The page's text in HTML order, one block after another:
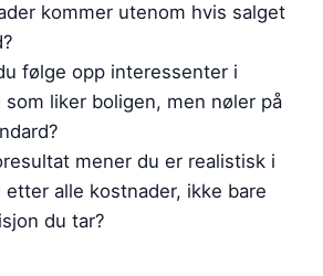
kommer utenom hvis salget
følge opp interessenter i
som liker boligen, men nøler på
mener du er realistisk i
alle kostnader, ikke bare
du tar?